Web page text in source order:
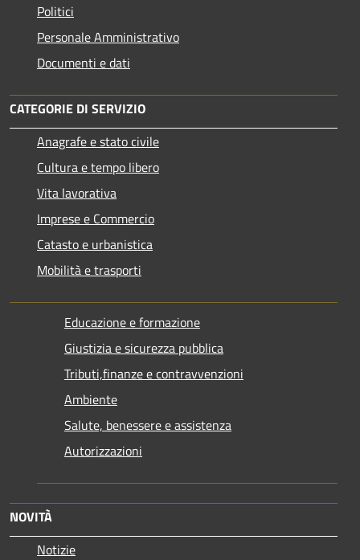
Politici
Personale Amministrativo
Documenti e dati
CATEGORIE DI SERVIZIO
Anagrafe e stato civile
Cultura e tempo libero
Vita lavorativa
Imprese e Commercio
Catasto e urbanistica
Mobilità e trasporti
Educazione e formazione
Giustizia e sicurezza pubblica
Tributi,finanze e contravvenzioni
Ambiente
Salute, benessere e assistenza
Autorizzazioni
NOVITÀ
Notizie